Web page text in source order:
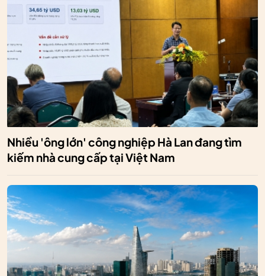
Nhiều 'ông lớn' công nghiệp Hà Lan đang tìm
kiếm nhà cung cấp tại Việt Nam